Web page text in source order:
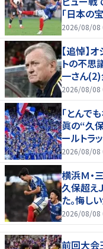
「日本の
2026/08/08
【追悼】
トの不思
一さん
の“大迷
2026/08/08
｢とんで
眞の“久
ールトラ
スターが
2026/08/08
横浜Ｍ・
久保超え
た。悔し
2026/08/08
前回大会